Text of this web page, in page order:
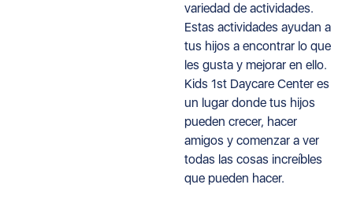
variedad de actividades.
Estas actividades ayudan a
tus hijos a encontrar lo que
les gusta y mejorar en ello.
Kids 1st Daycare Center es
un lugar donde tus hijos
pueden crecer, hacer
amigos y comenzar a ver
todas las cosas increíbles
que pueden hacer.